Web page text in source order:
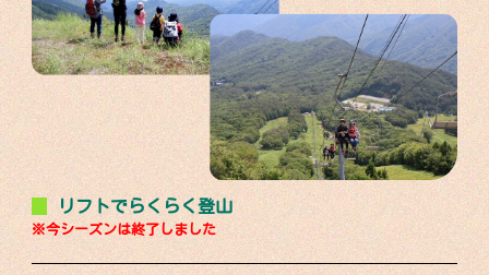
リフトでらくらく登山
※今シーズンは終了しました